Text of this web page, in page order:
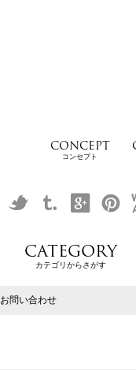
CONCEPT
コンセプト
CATEGORY
カテゴリからさがす
お問い合わせ